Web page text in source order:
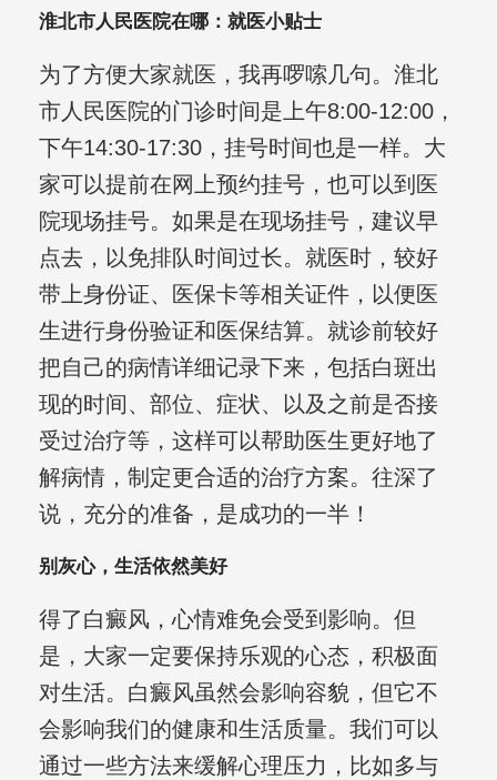
淮北市人民医院在哪：就医小贴士
为了方便大家就医，我再啰嗦几句。淮北
市人民医院的门诊时间是上午8:00-12:00，
下午14:30-17:30，挂号时间也是一样。大
家可以提前在网上预约挂号，也可以到医
院现场挂号。如果是在现场挂号，建议早
点去，以免排队时间过长。就医时，较好
带上身份证、医保卡等相关证件，以便医
生进行身份验证和医保结算。就诊前较好
把自己的病情详细记录下来，包括白斑出
现的时间、部位、症状、以及之前是否接
受过治疗等，这样可以帮助医生更好地了
解病情，制定更合适的治疗方案。往深了
说，充分的准备，是成功的一半！
别灰心，生活依然美好
得了白癜风，心情难免会受到影响。但
是，大家一定要保持乐观的心态，积极面
对生活。白癜风虽然会影响容貌，但它不
会影响我们的健康和生活质量。我们可以
通过一些方法来缓解心理压力，比如多与